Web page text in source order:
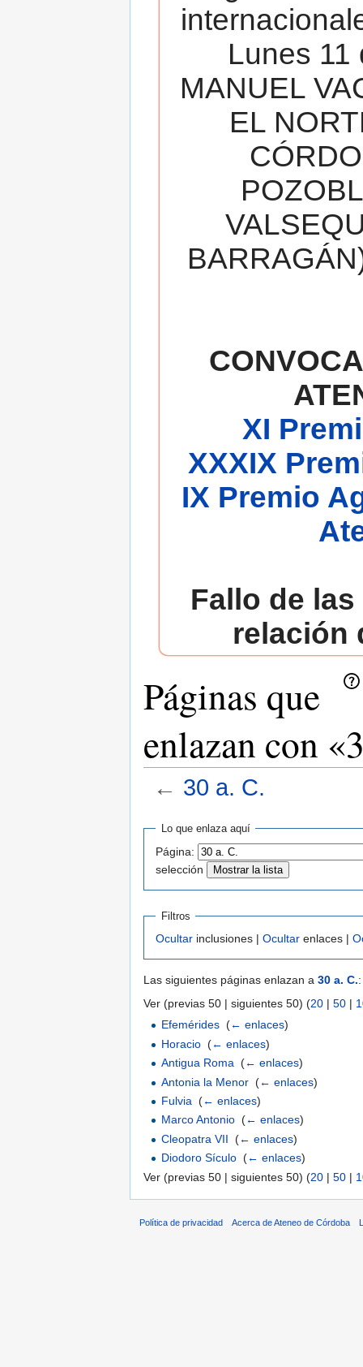
Lunes 11
MANUEL
EL
XI
XXXIX
IX Premio
Fallo de
relación
Páginas que
enlazan con
← 30 a. C.
Lo que enlaza aquí
Página:
selección
Filtros
Ocultar inclusiones | Ocultar enlaces |
Las siguientes páginas enlazan a 30 a. C.:
Ver (previas 50 | siguientes 50) (20 | 50 |
Efemérides (← enlaces)
Horacio (← enlaces)
Antigua Roma
(← enlaces)
Antonia la Menor (← enlaces)
Fulvia
(← enlaces)
Marco Antonio (← enlaces)
Cleopatra VII
(← enlaces)
Diodoro Sículo (← enlaces)
Ver (previas 50 | siguientes 50) (20 | 50 |
Política de privacidad Acerca de Ateneo de Córdoba